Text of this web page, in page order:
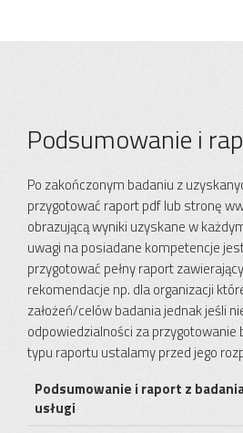
Podsumowanie i
Po zakończonym badaniu z
przygotować raport pdf lub stronę
obrazującą wyniki uzyskane w
uwagi na posiadane kompetencje
przygotować pełny raport
rekomendacje np. dla organizacji
założeń/celów badania jednak jeśli
odpowiedzialności za przygotowanie
typu raportu ustalamy przed jego
Podsumowanie i raport z
usługi